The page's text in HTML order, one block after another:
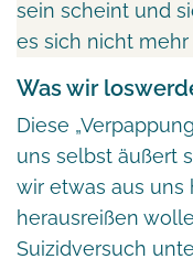
sein scheint und
es sich nicht mehr
Was wir
Diese
uns selbst äußert
wir etwas aus uns
herausreißen
Suizidversuch